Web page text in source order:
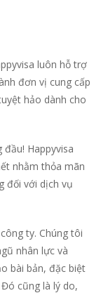
luôn hỗ trợ
đơn vị cung cấp
hảo dành cho
Happyvisa
nhằm thỏa mãn
đối với dịch vụ
ty. Chúng tôi
nhân lực và
bài bản, đặc biệt
cũng là lý do,